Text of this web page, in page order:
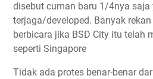
disebut cuman baru 1/4nya saja
terjaga/developed. Banyak
berbicara jika BSD City itu telah
seperti Singapore
Tidak ada protes benar-benar